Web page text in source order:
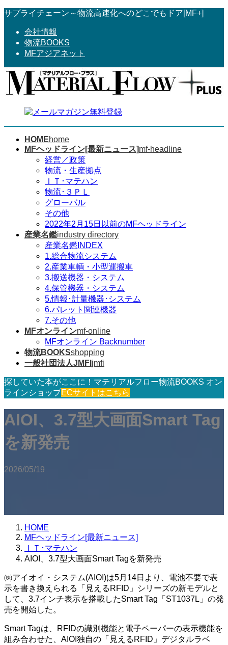
コ
へ
ス
ナ
ョ
ン
サプライチェーン～物流高速化へのどこでもドア[MF+]
会社情報
物流BOOKS
MFアジアネット
HOMEhome
MFヘッドライン[最新ニュース]mf-headline
経営／政策
物流・生産拠点
ＩＴ･マテハン
物流･３ＰＬ
グローバル
その他
2022年2月15日以前のMFヘッドライン
産業名鑑industry directory
産業名鑑INDEX
1.総合物流システム
2.産業車輌・小型運搬車
3.搬送機器・システム
4.保管機器・システム
5.情報･計量機器･システム
6.パレット関連機器
7.その他
MFオンラインmf-online
MFオンライン Backnumber
物流BOOKSshopping
一般社団法人JMFI jmfi
探していた本がここに！マテリアルフロー物流BOOKS オン
ラインショップECサイトはこちら
AIOI、3.7型大画面Smart Tag
を新発売
2026/05/19
HOME
MFヘッドライン[最新ニュース]
ＩＴ･マテハン
AIOI、3.7型大画面Smart Tagを新発売
㈱アイオイ・システム(AIOI)は5月14日より、電池不要で表
示を書き換えられる「見えるRFID」シリーズの新モデルと
して、3.7インチ表示を搭載したSmart Tag「ST1037L」の発
売を開始した。
Smart Tagは、RFIDの識別機能と電子ペーパーの表示機能を
組み合わせた、AIOI独自の「見えるRFID」デジタルラベ